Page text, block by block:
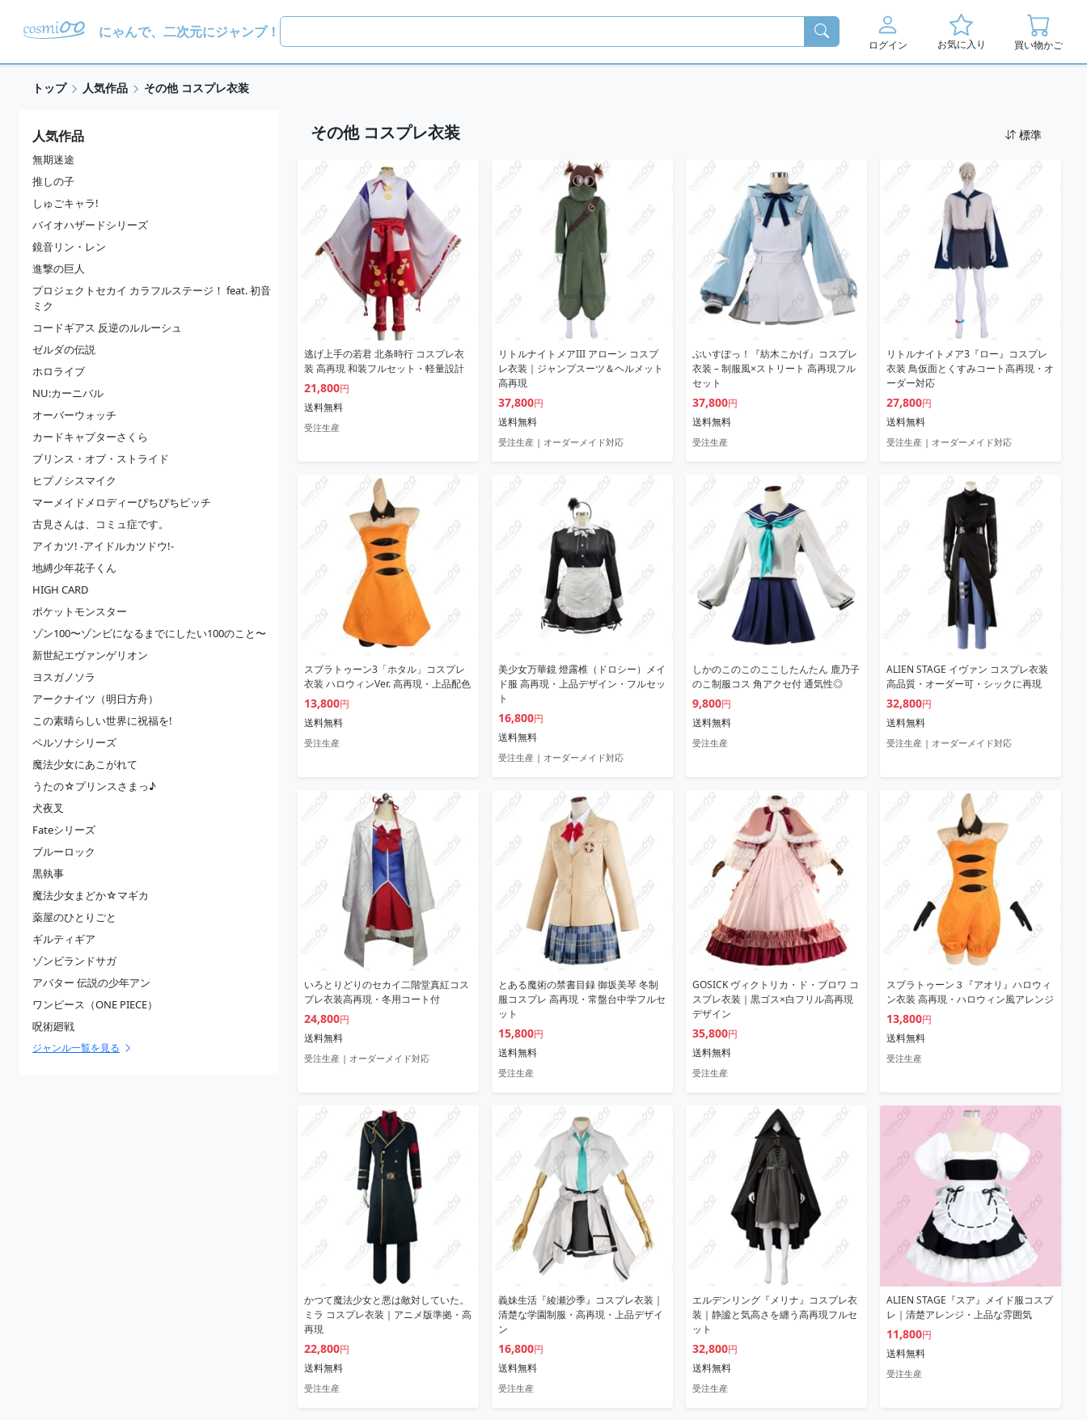
にゃんで、二次元にジャンプ！
ログイン お気に入り 買い物かご
トップ 人気作品 その他 コスプレ衣装
人気作品
無期迷途
推しの子
しゅごキャラ!
バイオハザードシリーズ
鏡音リン・レン
進撃の巨人
プロジェクトセカイ カラフルステージ！ feat. 初音
ミク
コードギアス 反逆のルルーシュ
ゼルダの伝説
ホロライブ
NU:カーニバル
オーバーウォッチ
カードキャプターさくら
プリンス・オブ・ストライド
ヒプノシスマイク
マーメイドメロディーぴちぴちピッチ
古見さんは、コミュ症です。
アイカツ! -アイドルカツドウ!-
地縛少年花子くん
HIGH CARD
ポケットモンスター
ゾン100〜ゾンビになるまでにしたい100のこと〜
新世紀エヴァンゲリオン
ヨスガノソラ
アークナイツ（明日方舟）
この素晴らしい世界に祝福を!
ペルソナシリーズ
魔法少女にあこがれて
うたの☆プリンスさまっ♪
犬夜叉
Fateシリーズ
ブルーロック
黒執事
魔法少女まどか☆マギカ
薬屋のひとりごと
ギルティギア
ゾンビランドサガ
アバター 伝説の少年アン
ワンピース（ONE PIECE）
呪術廻戦
ジャンル一覧を見る
その他 コスプレ衣装 標準
逃げ上手の若君 北条時行 コスプレ衣
装 高再現 和装フルセット・軽量設計
21,800円
送料無料
受注生産
リトルナイトメアIII アローン コスプ
レ衣装｜ジャンプスーツ＆ヘルメット
高再現
37,800円
送料無料
受注生産 | オーダーメイド対応
ぶいすぽっ！『紡木こかげ』コスプレ
衣装 – 制服風×ストリート 高再現フル
セット
37,800円
送料無料
受注生産
リトルナイトメア3『ロー』コスプレ
衣装 鳥仮面とくすみコート高再現・オ
ーダー対応
27,800円
送料無料
受注生産 | オーダーメイド対応
スプラトゥーン3「ホタル」コスプレ
衣装 ハロウィンVer. 高再現・上品配色
13,800円
送料無料
受注生産
美少女万華鏡 燈露椎（ドロシー）メイ
ド服 高再現・上品デザイン・フルセッ
ト
16,800円
送料無料
受注生産 | オーダーメイド対応
しかのこのこのここしたんたん 鹿乃子
のこ制服コス 角アクセ付 通気性◎
9,800円
送料無料
受注生産
ALIEN STAGE イヴァン コスプレ衣装
高品質・オーダー可・シックに再現
32,800円
送料無料
受注生産 | オーダーメイド対応
いろとりどりのセカイ二階堂真紅コス
プレ衣装高再現・冬用コート付
24,800円
送料無料
受注生産 | オーダーメイド対応
とある魔術の禁書目録 御坂美琴 冬制
服コスプレ 高再現・常盤台中学フルセ
ット
15,800円
送料無料
受注生産
GOSICK ヴィクトリカ・ド・ブロワ コ
スプレ衣装｜黒ゴス×白フリル高再現
デザイン
35,800円
送料無料
受注生産
スプラトゥーン３『アオリ』ハロウィ
ン衣装 高再現・ハロウィン風アレンジ
13,800円
送料無料
受注生産
かつて魔法少女と悪は敵対していた。
ミラ コスプレ衣装｜アニメ版準拠・高
再現
22,800円
送料無料
受注生産
義妹生活『綾瀬沙季』コスプレ衣装｜
清楚な学園制服・高再現・上品デザイ
ン
16,800円
送料無料
受注生産
エルデンリング『メリナ』コスプレ衣
装｜静謐と気高さを纏う高再現フルセ
ット
32,800円
送料無料
受注生産
ALIEN STAGE『スア』メイド服コスプ
レ｜清楚アレンジ・上品な雰囲気
11,800円
送料無料
受注生産